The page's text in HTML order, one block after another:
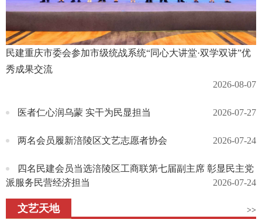
民建重庆市委会参加市级统战系统“同心大讲堂·双学双讲”优
秀成果交流
2026-08-07
医者仁心润乌蒙 实干为民显担当 2026-07-27
两名会员履新涪陵区文艺志愿者协会 2026-07-24
四名民建会员当选涪陵区工商联第七届副主席 彰显民主党
派服务民营经济担当
2026-07-24
文艺天地 >>